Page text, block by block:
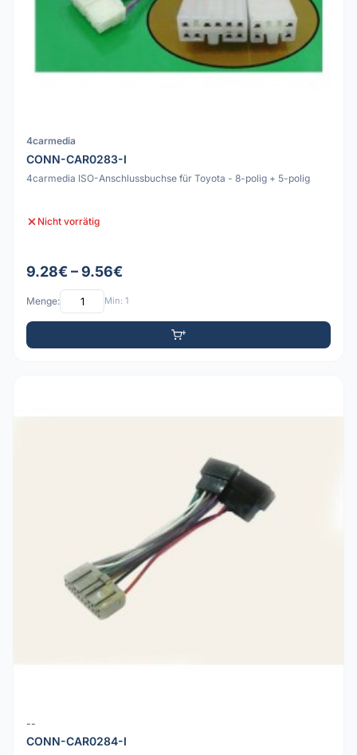
4carmedia
CONN-CAR0283-I
4carmedia ISO-Anschlussbuchse für Toyota - 8-polig + 5-polig
Nicht vorrätig
9.28€ – 9.56€
Menge: Min: 1
--
CONN-CAR0284-I